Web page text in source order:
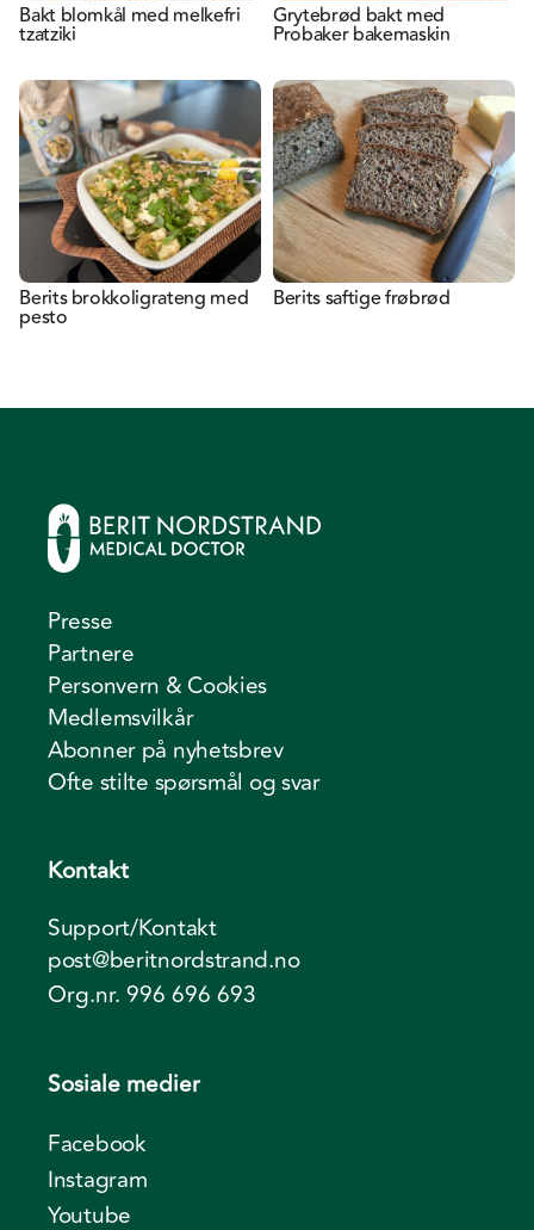
Bakt blomkål med melkefri
tzatziki
Grytebrød bakt med
Probaker bakemaskin
Berits brokkoligrateng med
pesto
Berits saftige frøbrød
Presse
Partnere
Personvern & Cookies
Medlemsvilkår
Abonner på nyhetsbrev
Ofte stilte spørsmål og svar
Kontakt
Support/Kontakt
post@beritnordstrand.no
Org.nr. 996 696 693
Sosiale medier
Facebook
Instagram
Youtube